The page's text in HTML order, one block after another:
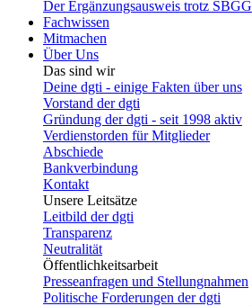
Der Ergänzungsausweis trotz SBGG
Fachwissen
Mitmachen
Über Uns
Das sind wir
Deine dgti - einige Fakten über uns
Vorstand der dgti
Gründung der dgti - seit 1998 aktiv
Verdienstorden für Mitglieder
Abschiede
Bankverbindung
Kontakt
Unsere Leitsätze
Leitbild der dgti
Transparenz
Neutralität
Öffentlichkeitsarbeit
Presseanfragen und Stellungnahmen
Politische Forderungen der dgti